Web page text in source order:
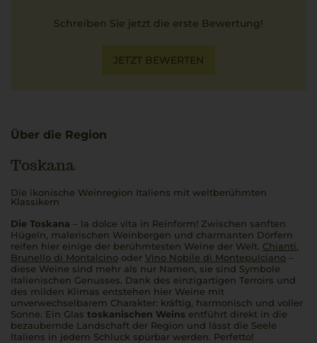
Schreiben Sie jetzt die erste Bewertung!
JETZT BEWERTEN
Über die Region
Toskana
Die ikonische Weinregion Italiens mit weltberühmten
Klassikern
Die Toskana – la dolce vita in Reinform! Zwischen sanften
Hügeln, malerischen Weinbergen und charmanten Dörfern
reifen hier einige der berühmtesten Weine der Welt. Chianti,
Brunello di Montalcino oder Vino Nobile di Montepulciano –
diese Weine sind mehr als nur Namen, sie sind Symbole
italienischen Genusses. Dank des einzigartigen Terroirs und
des milden Klimas entstehen hier Weine mit
unverwechselbarem Charakter: kräftig, harmonisch und voller
Sonne. Ein Glas toskanischen Weins entführt direkt in die
bezaubernde Landschaft der Region und lässt die Seele
Italiens in jedem Schluck spürbar werden. Perfetto!